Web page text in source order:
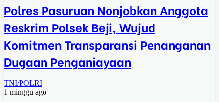
Polres Pasuruan Nonjobkan Anggota
Reskrim Polsek Beji, Wujud
Komitmen Transparansi Penanganan
Dugaan Penganiayaan
TNI/POLRI
1 minggu ago